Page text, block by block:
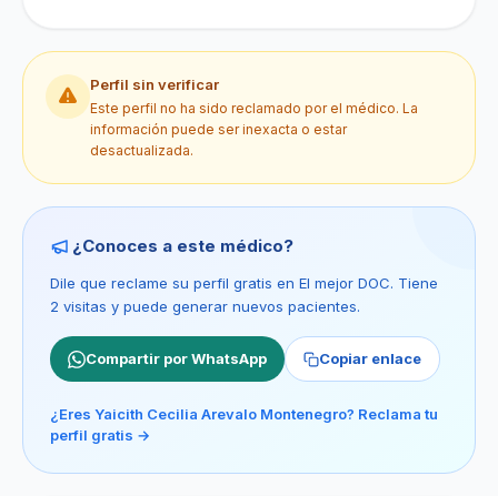
Perfil sin verificar
Este perfil no ha sido reclamado por el médico. La
información puede ser inexacta o estar
desactualizada.
¿Conoces a este médico?
Dile que reclame su perfil gratis en El mejor DOC. Tiene
2 visitas y puede generar nuevos pacientes.
Compartir por WhatsApp Copiar enlace
¿Eres Yaicith Cecilia Arevalo Montenegro? Reclama tu
perfil gratis →